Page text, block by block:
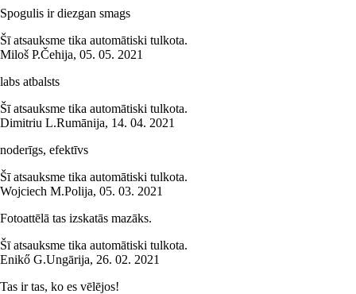
Spogulis ir diezgan smags
Šī atsauksme tika automātiski tulkota.
Miloš P.Čehija, 05. 05. 2021
labs atbalsts
Šī atsauksme tika automātiski tulkota.
Dimitriu L.Rumānija, 14. 04. 2021
noderīgs, efektīvs
Šī atsauksme tika automātiski tulkota.
Wojciech M.Polija, 05. 03. 2021
Fotoattēlā tas izskatās mazāks.
Šī atsauksme tika automātiski tulkota.
Enikő G.Ungārija, 26. 02. 2021
Tas ir tas, ko es vēlējos!